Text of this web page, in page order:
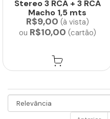
Stereo 3 RCA + 3 RCA
Macho 1,5 mts
R$9,00 (à vista)
ou R$10,00 (cartão)